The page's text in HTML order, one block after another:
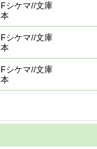
Fシケマ//文庫
本
Fシケマ//文庫
本
Fシケマ//文庫
本